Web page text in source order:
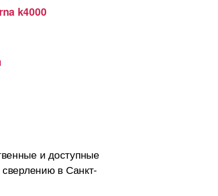
k4000
и доступные
в Санкт-